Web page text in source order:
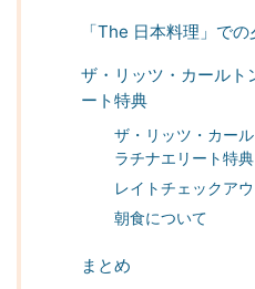
「The 日本料理」での
ザ・リッツ・カールト
ート特典
ザ・リッツ・カー
ラチナエリート特
レイトチェックア
朝食について
まとめ